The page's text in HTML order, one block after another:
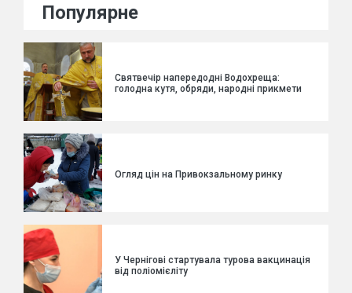
Популярне
Святвечір напередодні Водохреща:
голодна кутя, обряди, народні прикмети
Огляд цін на Привокзальному ринку
У Чернігові стартувала турова вакцинація
від поліомієліту